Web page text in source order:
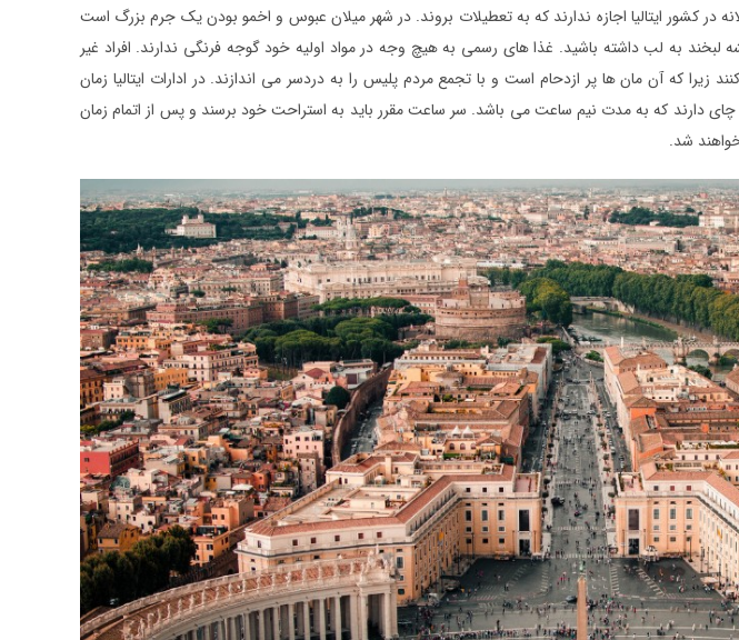
در کشور ایتالیا اجازه ندارند که به تعطیلات بروند. در شهر میلان عبوس و اخمو بودن یک جرم بزرگ است
به لب داشته باشید. غذا های رسمی به هیچ وجه در مواد اولیه خود گوجه فرنگی ندارند. افراد غیر
زیرا که آن مان ها پر ازدحام است و با تجمع مردم پلیس را به دردسر می اندازند. در ادارات ایتالیا زمان
دارند که به مدت نیم ساعت می باشد. سر ساعت مقرر باید به استراحت خود برسند و پس از اتمام زمان
شد.